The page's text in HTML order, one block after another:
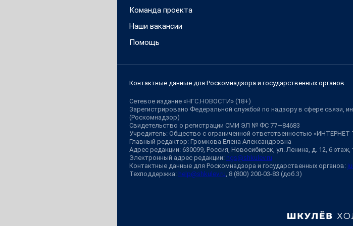
Команда проекта
Наши вакансии
Помощь
Контактные данные для Роскомнадзора и государственных органов
Сетевое издание «НГС.НОВОСТИ» (18+)
Зарегистрировано Федеральной службой по надзору в сфере связи,
(Роскомнадзор)
Свидетельство о регистрации СМИ ЭЛ № ФС 77—84683
Учредитель: Общество с ограниченной ответственностью
Главный редактор: Громкова Елена Александровна
Адрес редакции: 630099, Россия, Новосибирск, ул. Ленина, д. 12, 6
Электронный адрес редакции: ngs@shkulev.ru
Контактные данные для Роскомнадзора и государственных органов:
Техподдержка: help@shkulev.ru, 8 (800) 200-03-83 (доб.3)